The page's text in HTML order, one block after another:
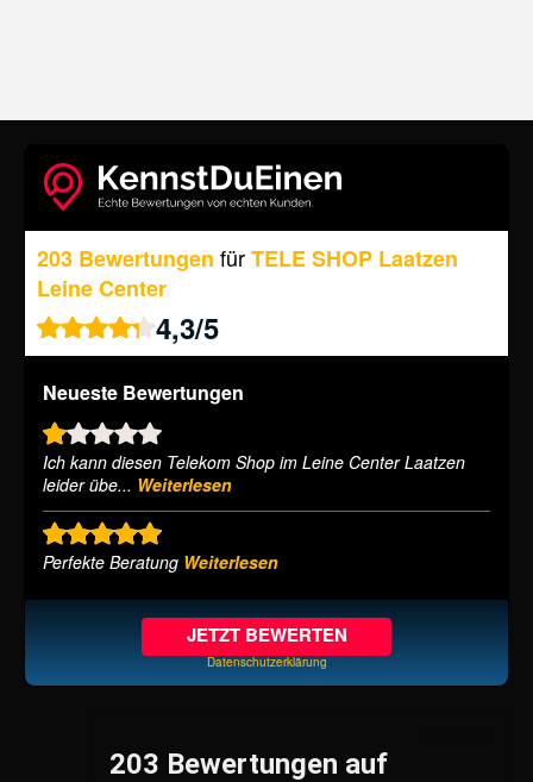
203 Bewertungen fürTELE SHOP Laatzen
Leine Center
4,3/5
Neueste Bewertungen
Ich kann diesen Telekom Shop im Leine Center Laatzen
leider übe... Weiterlesen
Perfekte Beratung Weiterlesen
JETZT BEWERTEN
Datenschutzerklärung
203 Bewertungen auf